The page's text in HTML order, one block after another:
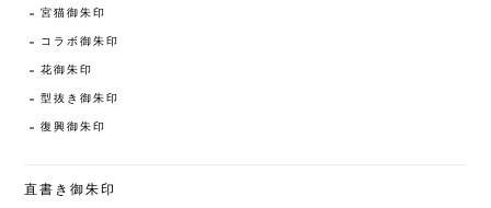
宮猫御朱印
コラボ御朱印
花御朱印
型抜き御朱印
復興御朱印
直書き御朱印